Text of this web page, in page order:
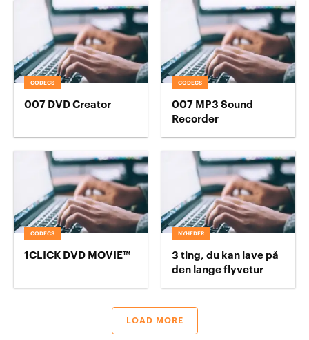
CODECS
007 DVD Creator
CODECS
007 MP3 Sound
Recorder
CODECS
1CLICK DVD MOVIE™
NYHEDER
3 ting, du kan lave på
den lange flyvetur
LOAD MORE